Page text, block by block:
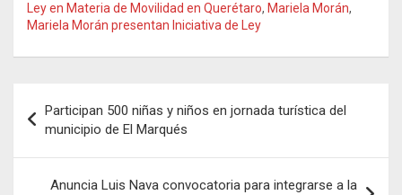
Ley en Materia de Movilidad en Querétaro, Mariela Morán,
Mariela Morán presentan Iniciativa de Ley
de
entradas
Participan 500 niñas y niños en jornada turística del
municipio de El Marqués
Anuncia Luis Nava convocatoria para integrarse a la